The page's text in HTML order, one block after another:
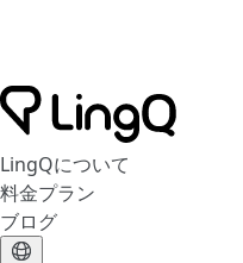
LingQについて
料金プラン
ブログ